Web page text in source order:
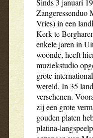
Sinds 3 januari
Zangeressenduo
Vries) in een
Kerk te
enkele jaren in
woonde, heeft
muziekstudio
grote
wereld. In 35
verschenen.
zij een grote
gouden platen
platina-